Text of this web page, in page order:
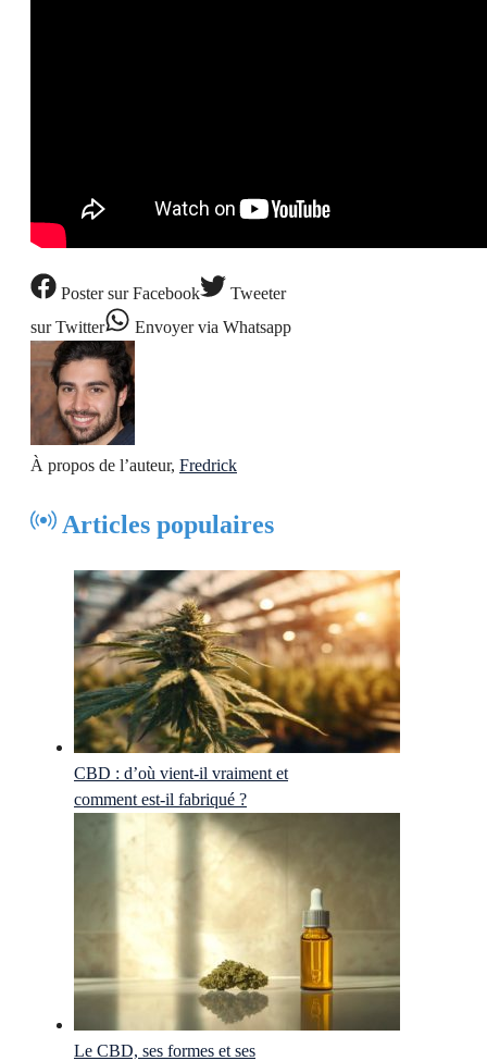
Postersur Facebook
Tweeter
sur Twitter
Envoyervia Whatsapp
À propos de l’auteur, Fredrick
Articles populaires
CBD : d’où vient-il vraiment et
comment est-il fabriqué ?
Le CBD, ses formes et ses